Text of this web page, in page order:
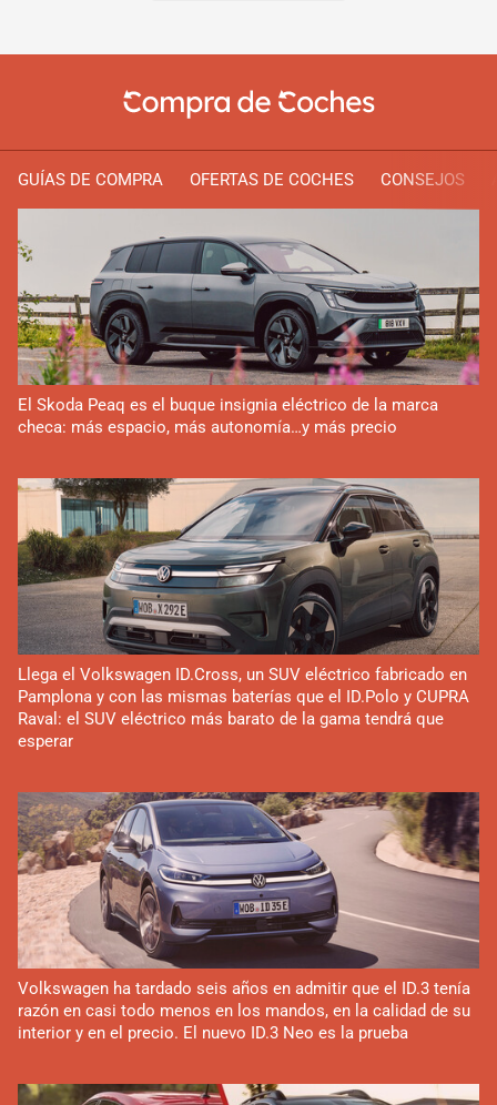
GUÍAS DE COMPRA OFERTAS DE COCHES CONSEJOS
El Skoda Peaq es el buque insignia eléctrico de la marca
checa: más espacio, más autonomía…y más precio
Llega el Volkswagen ID.Cross, un SUV eléctrico fabricado en
Pamplona y con las mismas baterías que el ID.Polo y CUPRA
Raval: el SUV eléctrico más barato de la gama tendrá que
esperar
Volkswagen ha tardado seis años en admitir que el ID.3 tenía
razón en casi todo menos en los mandos, en la calidad de su
interior y en el precio. El nuevo ID.3 Neo es la prueba